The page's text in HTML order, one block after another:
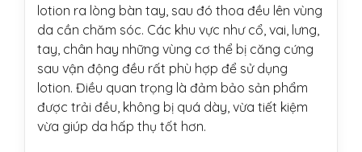
lotion ra lòng bàn tay, sau đó thoa đều lên vùng
da cần chăm sóc. Các khu vực như cổ, vai, lưng,
tay, chân hay những vùng cơ thể bị căng cứng
sau vận động đều rất phù hợp để sử dụng
lotion. Điều quan trọng là đảm bảo sản phẩm
được trải đều, không bị quá dày, vừa tiết kiệm
vừa giúp da hấp thụ tốt hơn.